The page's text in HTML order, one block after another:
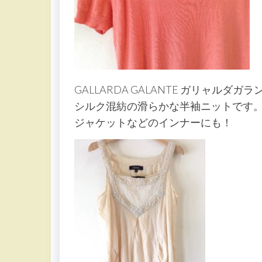
GALLARDA GALANTE ガリャルダガラ
シルク混紡の滑らかな半袖ニットです
ジャケットなどのインナーにも！